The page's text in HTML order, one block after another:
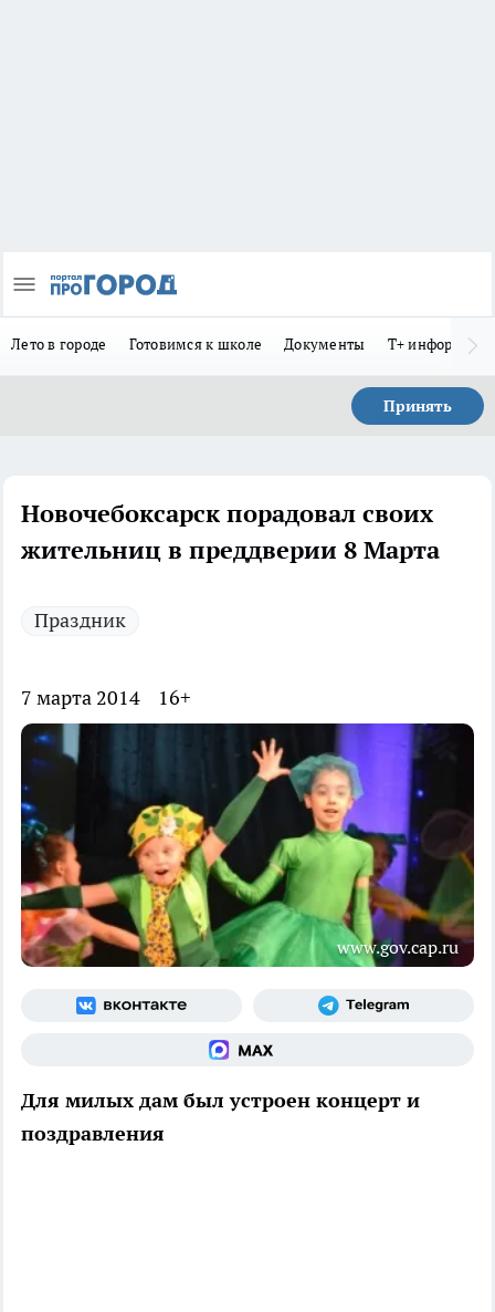
Лето в городе Готовимся к школе Документы Т+
Принять
Новочебоксарск порадовал своих
жительниц в преддверии 8 Марта
Праздник
7 марта 2014 16+
www.gov.cap.ru
Для милых дам был устроен концерт и
поздравления